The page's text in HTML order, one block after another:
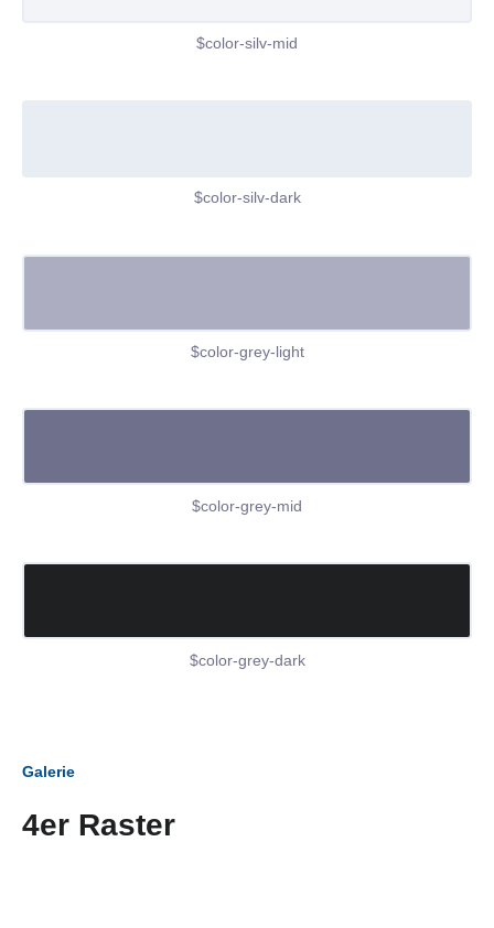
$color-silv-mid
$color-silv-dark
$color-grey-light
$color-grey-mid
$color-grey-dark
Galerie
4er Raster